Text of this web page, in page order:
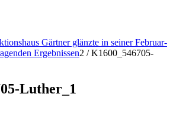
Gärtner glänzte in seiner Februar-
Ergebnissen2 / K1600_546705-
Luther_1